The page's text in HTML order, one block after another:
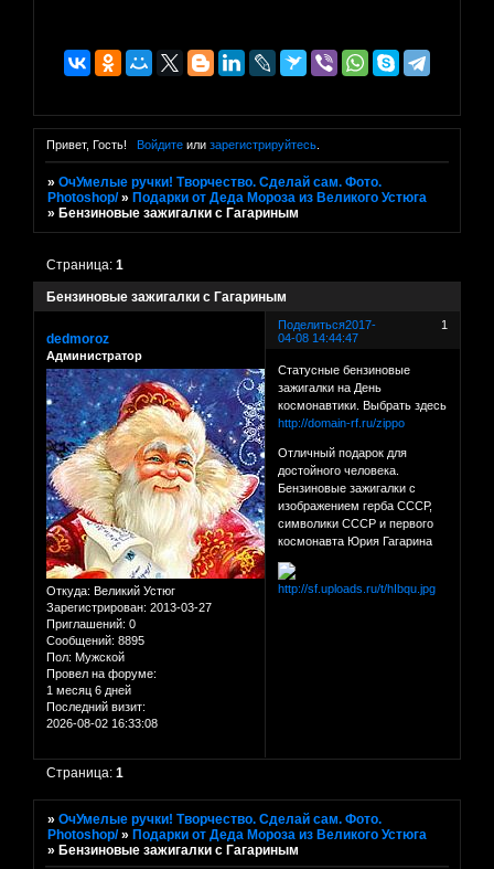
Привет, Гость! Войдитеили зарегистрируйтесь.
»ОчУмелые ручки! Творчество. Сделай сам. Фото.
Photoshop/ » Подарки от Деда Мороза из Великого Устюга
» Бензиновые зажигалки с Гагариным
Бензиновые зажигалки с Гагариным
Страница:1
Поделиться 1
2017-
04-08 14:44:47
dedmoroz
Администратор
Откуда: Великий Устюг
Зарегистрирован: 2013-03-27
Приглашений: 0
Сообщений: 8895
Пол: Мужской
Провел на форуме:
1 месяц 6 дней
Последний визит:
2026-08-02 16:33:08
Статусные бензиновые
зажигалки на День
космонавтики. Выбрать здесь
http://domain-rf.ru/zippo
Отличный подарок для
достойного человека.
Бензиновые зажигалки с
изображением герба СССР,
символики СССР и первого
космонавта Юрия Гагарина
Страница:1
»ОчУмелые ручки! Творчество. Сделай сам. Фото.
Photoshop/ »Подарки от Деда Мороза из Великого Устюга
»Бензиновые зажигалки с Гагариным